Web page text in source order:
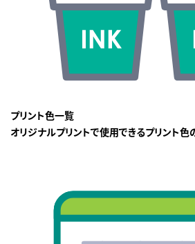
プリント色一覧
オリジナルプリントで使用できるプリント